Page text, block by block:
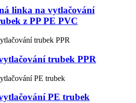
linka na vytlačování
z PP PE PVC
trubek PPR
PE trubek